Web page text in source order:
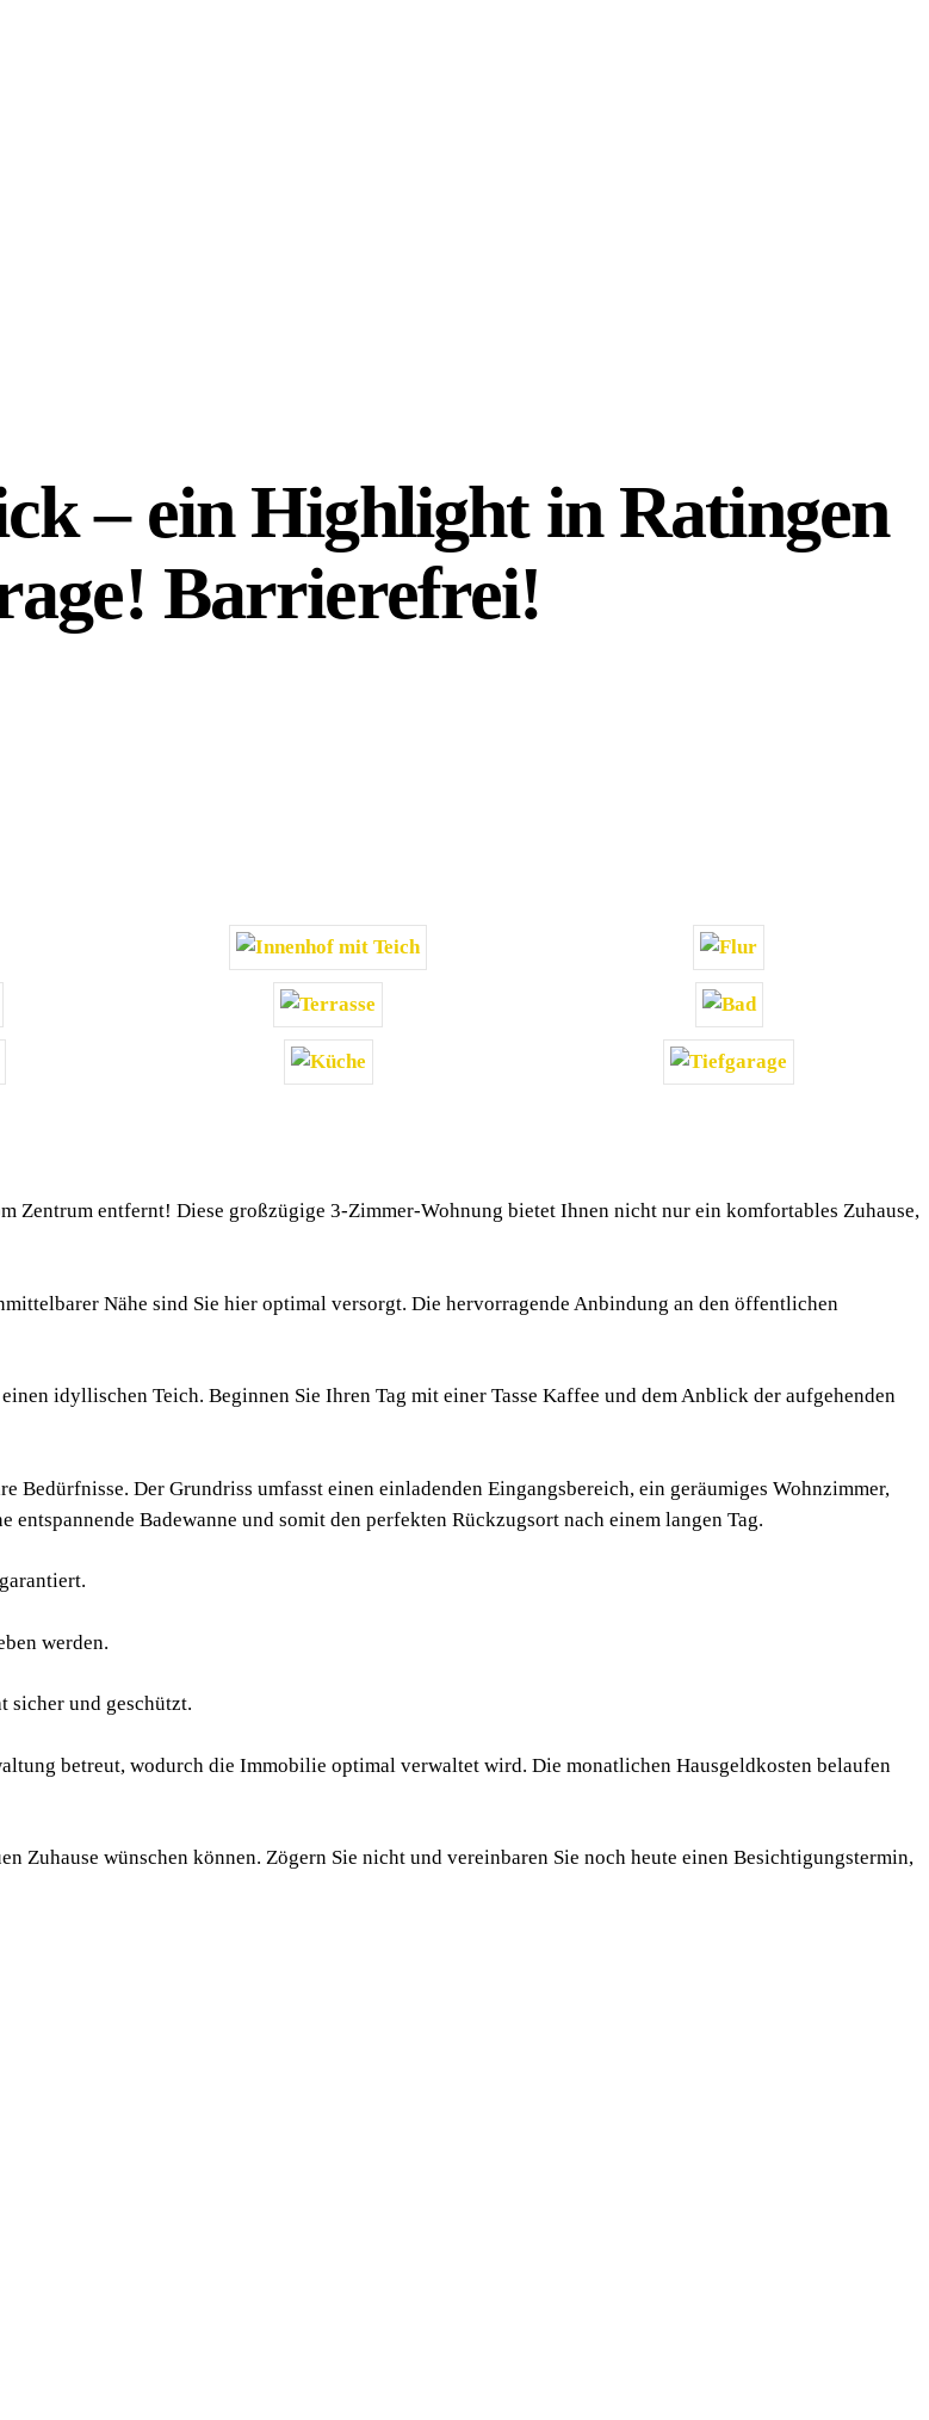
– ein Highlight in Ratingen
Barrierefrei!
Zentrum entfernt! Diese großzügige 3-Zimmer-Wohnung bietet Ihnen nicht nur ein komfortables Zuhause,
Nähe sind Sie hier optimal versorgt. Die hervorragende Anbindung an den öffentlichen
idyllischen Teich. Beginnen Sie Ihren Tag mit einer Tasse Kaffee und dem Anblick der aufgehenden
Der Grundriss umfasst einen einladenden Eingangsbereich, ein geräumiges Wohnzimmer,
Badewanne und somit den perfekten Rückzugsort nach einem langen Tag.
werden.
sicher und geschützt.
betreut, wodurch die Immobilie optimal verwaltet wird. Die monatlichen Hausgeldkosten belaufen
Zuhause wünschen können. Zögern Sie nicht und vereinbaren Sie noch heute einen Besichtigungstermin,